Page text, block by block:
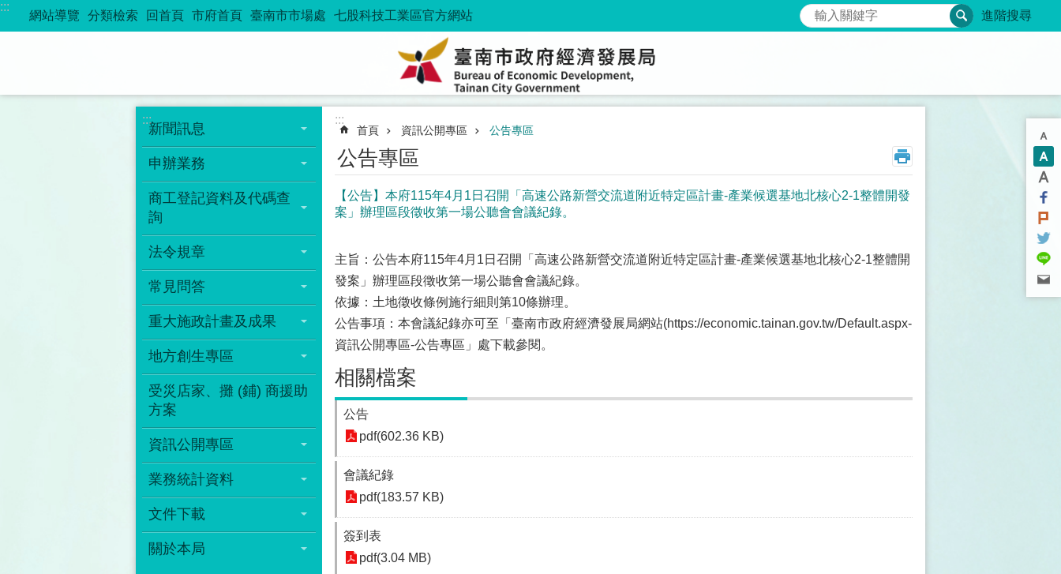
跳到主要內容區塊
:::
網站導覽 分類檢索 回首頁 市府首頁 臺南市市場處 七股科技工業區官方網站 搜尋 進階搜尋
:::
新聞訊息
申辦業務
商工登記資料及代碼查
詢
法令規章
常見問答
重大施政計畫及成果
地方創生專區
受災店家、攤 (鋪) 商援助
方案
資訊公開專區
業務統計資料
文件下載
關於本局
:::
首頁 資訊公開專區 公告專區
公告專區
【公告】本府115年4月1日召開「高速公路新營交流道附近特定區計畫-產業候選基地北核心2-1整體開發
案」辦理區段徵收第一場公聽會會議紀錄。
主旨：公告本府115年4月1日召開「高速公路新營交流道附近特定區計畫-產業候選基地北核心2-1整體開
發案」辦理區段徵收第一場公聽會會議紀錄。
依據：土地徵收條例施行細則第10條辦理。
公告事項：本會議紀錄亦可至「臺南市政府經濟發展局網站(https://economic.tainan.gov.tw/Default.aspx-
資訊公開專區-公告專區」處下載參閱。
相關檔案
公告
pdf(602.36 KB)
會議紀錄
pdf(183.57 KB)
簽到表
pdf(3.04 MB)